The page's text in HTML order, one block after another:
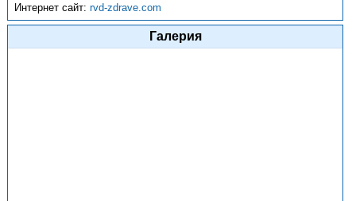
Интернет сайт:rvd-zdrave.com
Галерия